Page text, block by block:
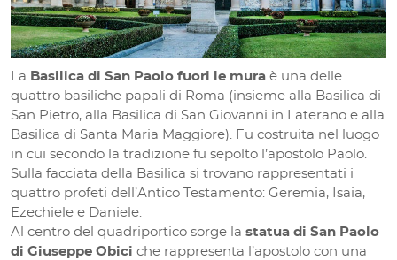
La Basilica di San Paolo fuori le mura è una delle
quattro basiliche papali di Roma (insieme alla Basilica di
San Pietro, alla Basilica di San Giovanni in Laterano e alla
Basilica di Santa Maria Maggiore). Fu costruita nel luogo
in cui secondo la tradizione fu sepolto l’apostolo Paolo.
Sulla facciata della Basilica si trovano rappresentati i
quattro profeti dell’Antico Testamento: Geremia, Isaia,
Ezechiele e Daniele.
Al centro del quadriportico sorge la statua di San Paolo
di Giuseppe Obici che rappresenta l’apostolo con una